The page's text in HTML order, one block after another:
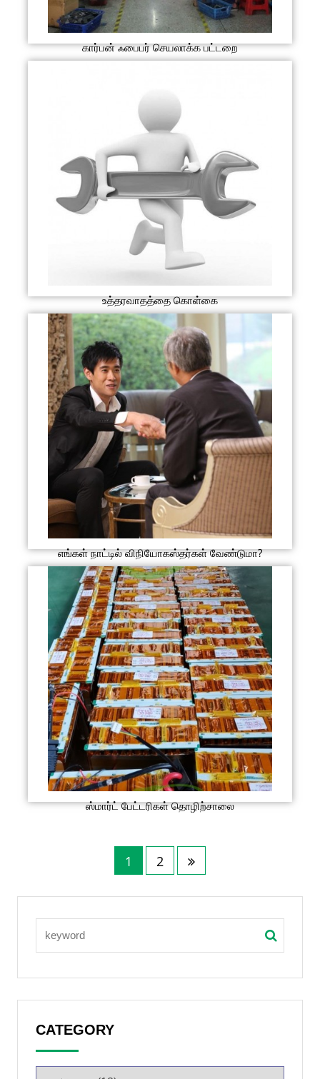
கார்பன் ஃபைபர் செயலாக்க பட்டறை
உத்தரவாதத்தை கொள்கை
எங்கள் நாட்டில் விநியோகஸ்தர்கள் வேண்டுமா?
ஸ்மார்ட் பேட்டரிகள் தொழிற்சாலை
1 2
CATEGORY